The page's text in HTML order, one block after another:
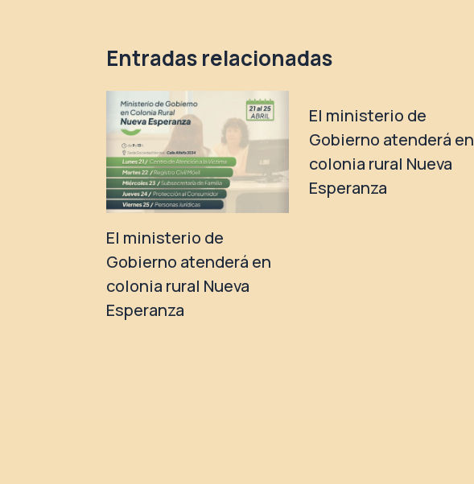
Entradas relacionadas
El ministerio de
Gobierno atenderá en
colonia rural Nueva
Esperanza
El ministerio de
Gobierno atenderá en
colonia rural Nueva
Esperanza